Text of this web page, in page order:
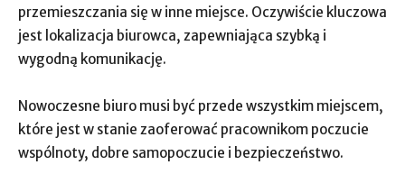
przemieszczania się w inne miejsce. Oczywiście kluczowa
jest lokalizacja biurowca, zapewniająca szybką i
wygodną komunikację.
Nowoczesne biuro musi być przede wszystkim miejscem,
które jest w stanie zaoferować pracownikom poczucie
wspólnoty, dobre samopoczucie i bezpieczeństwo.